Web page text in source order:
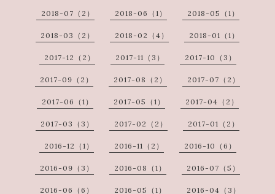
2018-07（2） 2018-06（1） 2018-05（1）
2018-03（2） 2018-02（4） 2018-01（1）
2017-12（2） 2017-11（3） 2017-10（3）
2017-09（2） 2017-08（2） 2017-07（2）
2017-06（1） 2017-05（1） 2017-04（2）
2017-03（3） 2017-02（2） 2017-01（2）
2016-12（1） 2016-11（2） 2016-10（6）
2016-09（3） 2016-08（1） 2016-07（5）
2016-06（6） 2016-05（1） 2016-04（3）